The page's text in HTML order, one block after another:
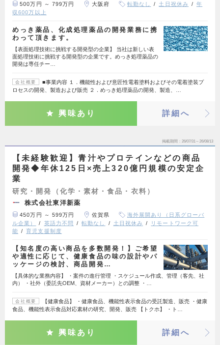
500万円 ～ 799万円 大阪府 転勤なし 土日祝休み
年
収600万以上
めっき薬品、化成処理薬品の開発業務に携
わって頂きます。
【表面処理技術に挑戦する開発型の企業】 当社は新しい表
面処理技術に挑戦する開発型の企業です。めっき処理薬品の
開発は専任チー…
会社概要
■事業内容 １．機能性および意匠性電着塗料およびその電着塗装プ
ロセスの開発、製造および販売 ２．めっき処理薬品の開発、製造、…
興味あり 詳細へ
掲載期間 26/07/31～26/08/13
【未経験歓迎】青汁やプロテインなどの商品
開発◆年休125日×売上320億円規模の安定企
業
研究・開発（化学・素材・食品・衣料）
株式会社東洋新薬
450万円 ～ 599万円 佐賀県
海外展開あり（日系グローバ
ル企業）
英語力不問 転勤なし 土日祝休み
リモートワーク可
能
育児支援制度
【知名度の高い商品を多数開発！】ご希望
や適性に応じて、健康食品の味の設計やパ
ッケージの検討、商品開発…
【具体的な業務内容】 ・案件の進行管理 ・スケジュール作成、管理（客先、社
内） ・社外（委託先OEM、資材メーカー）との調整 ・…
会社概要
【健康食品】 ・健康食品、機能性表示食品の受託製造、販売 ・健康
食品、機能性表示食品対応素材の研究、開発、販売 【トクホ】 ・ト…
興味あり 詳細へ